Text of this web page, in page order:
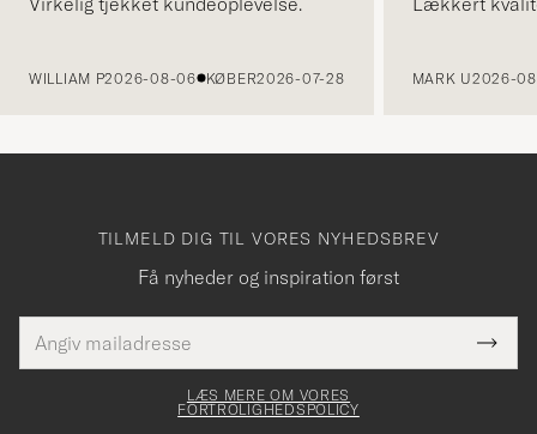
WILLIAM P2026-08-06 KØBER2026-07-28 MARK U2026-
TILMELD DIG TIL VORES NYHEDSBREV
Få nyheder og inspiration først
mailadresse
skal
Tack
för
LÆS MERE OM VORES
FORTROLIGHEDSPOLICY